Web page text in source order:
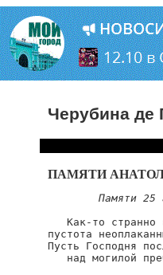
Черубина де
ПАМЯТИ
Памяти 25
Как-то странно
пустота
Пусть Господня
над могилой